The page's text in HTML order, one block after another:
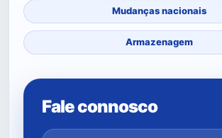
Mudanças nacionais
Armazenagem
Fale connosco